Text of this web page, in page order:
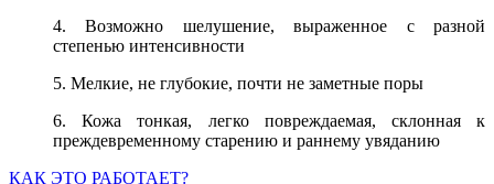
4. Возможно шелушение, выраженное с разной
степенью интенсивности
5. Мелкие, не глубокие, почти не заметные поры
6. Кожа тонкая, легко повреждаемая, склонная к
преждевременному старению и раннему увяданию
КАК ЭТО РАБОТАЕТ?